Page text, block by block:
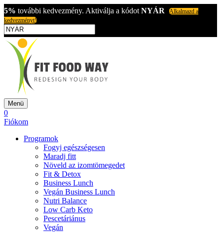
5% további kedvezmény. Aktiválja a kódot NYÁR
Alkalmazd a
kedvezményt!
Menü
0
Fiókom
Programok
Fogyj egészségesen
Maradj fitt
Növeld az izomtömegedet
Fit & Detox
Business Lunch
Vegán Business Lunch
Nutri Balance
Low Carb Keto
Pescetáriánus
Vegán